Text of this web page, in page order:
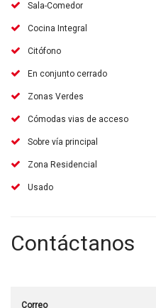
Sala-Comedor
Cocina Integral
Citófono
En conjunto cerrado
Zonas Verdes
Cómodas vias de acceso
Sobre vía principal
Zona Residencial
Usado
Contáctanos
Correo